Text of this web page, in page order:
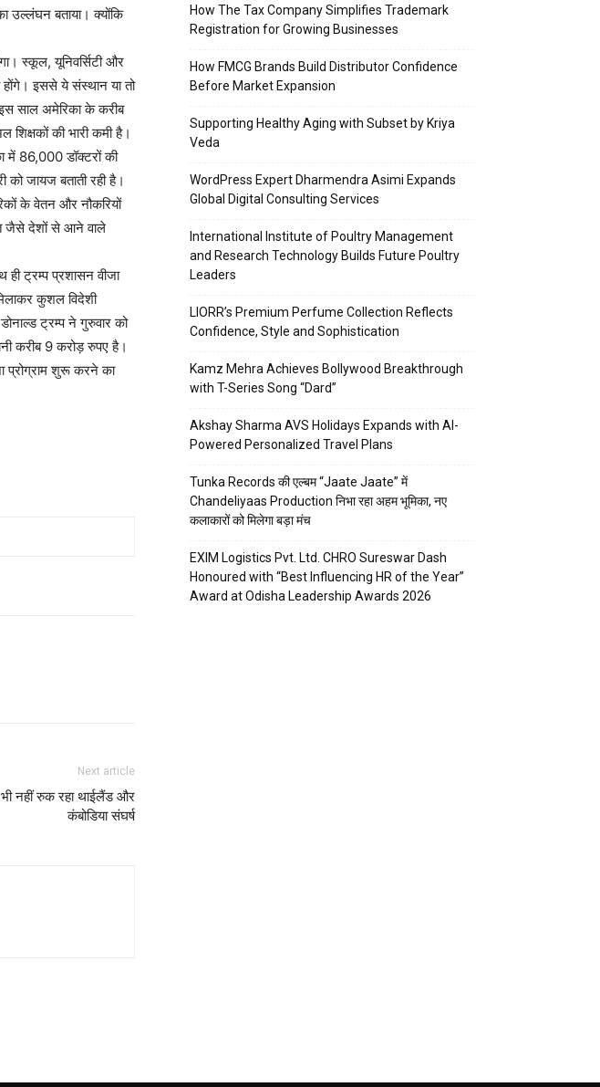
उल्लंघन बताया। क्योंकि
स्कूल, यूनिवर्सिटी और
इससे ये संस्थान या तो
इस साल अमेरिका के करीब
की भारी कमी है।
में 86,000 डॉक्टरों की
को जायज बताती रही है।
के वेतन और नौकरियों
जैसे देशों से आने वाले
ट्रम्प प्रशासन वीजा
कुशल विदेशी
ट्रम्प ने गुरुवार को
करीब 9 करोड़ रुपए है।
प्रोग्राम शुरू करने का
Next article
नहीं रुक रहा थाईलैंड और
कंबोडिया संघर्ष
How The Tax Company Simplifies Trademark
Registration for Growing Businesses
How FMCG Brands Build Distributor Confidence
Before Market Expansion
Supporting Healthy Aging with Subset by Kriya
Veda
WordPress Expert Dharmendra Asimi Expands
Global Digital Consulting Services
International Institute of Poultry Management
and Research Technology Builds Future Poultry
Leaders
LIORR’s Premium Perfume Collection Reflects
Confidence, Style and Sophistication
Kamz Mehra Achieves Bollywood Breakthrough
with T-Series Song “Dard”
Akshay Sharma AVS Holidays Expands with AI-
Powered Personalized Travel Plans
Tunka Records की एल्बम “Jaate Jaate” में
Chandeliyaas Production निभा रहा अहम भूमिका, नए
कलाकारों को मिलेगा बड़ा मंच
EXIM Logistics Pvt. Ltd. CHRO Sureswar Dash
Honoured with “Best Influencing HR of the Year”
Award at Odisha Leadership Awards 2026